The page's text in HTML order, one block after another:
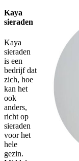
Kaya
sieraden
Kaya
sieraden
is een
bedrijf dat
zich, hoe
kan het
ook
anders,
richt op
sieraden
voor het
hele
gezin.